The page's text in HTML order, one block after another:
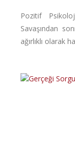
Pozitif
Savaşından
ağırlıklı olarak